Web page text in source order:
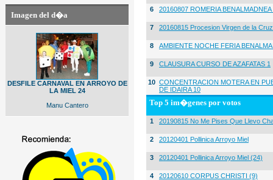
Imagen del d�a
DESFILE CARNAVAL EN ARROYO DE
LA MIEL 24
Manu Cantero
6 20160807 ROMERIA
7 20160815 Procesion Virgen de la
8 AMBIENTE NOCHE FERIA
9 CLAUSURA CURSO DE AZAFATAS 1
10 CONCENTRACION MOTERA EN
DE IDAIRA 10
Top 5 im�genes por votos
1 20190815 No Me Pises Que Llevo
2 20120401 Pollinica Arroyo Miel
3 20120401 Pollinica Arroyo Miel (24)
4 20120610 CORPUS CHRISTI (9)